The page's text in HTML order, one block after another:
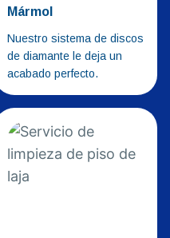
Mármol
Nuestro sistema de discos
de diamante le deja un
acabado perfecto.